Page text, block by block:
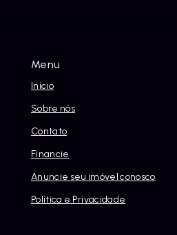
Menu
Início
Sobre nós
Contato
Financie
Anuncie seu imóvel conosco
Política e Privacidade